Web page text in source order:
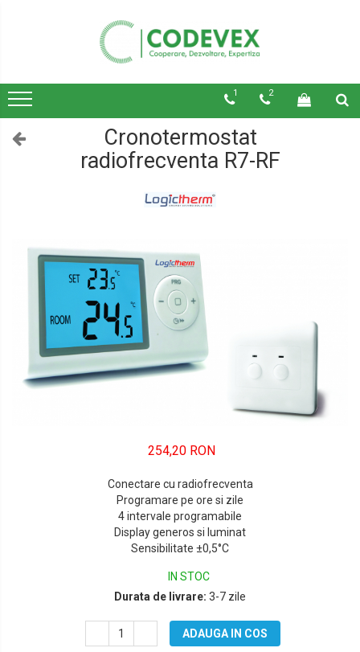
1 2
Cronotermostat
radiofrecventa R7-RF
254,20 RON
Conectare cu radiofrecventa
Programare pe ore si zile
4 intervale programabile
Display generos si luminat
Sensibilitate ±0,5°C
IN STOC
Durata de livrare: 3-7 zile
ADAUGA IN COS